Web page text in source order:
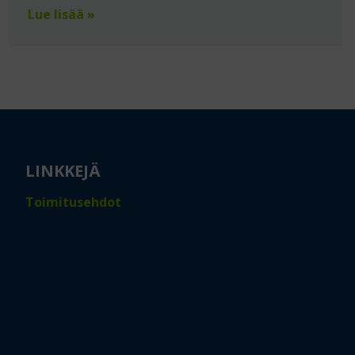
Lue lisää »
LINKKEJÄ
Toimitusehdot